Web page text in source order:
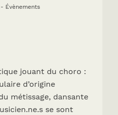
Évènements
jouant du choro :
d’origine
métissage, dansante
se sont